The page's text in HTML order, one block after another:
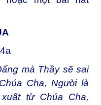
mà Thầy sẽ sai
Cha, Người là
từ Chúa Cha,